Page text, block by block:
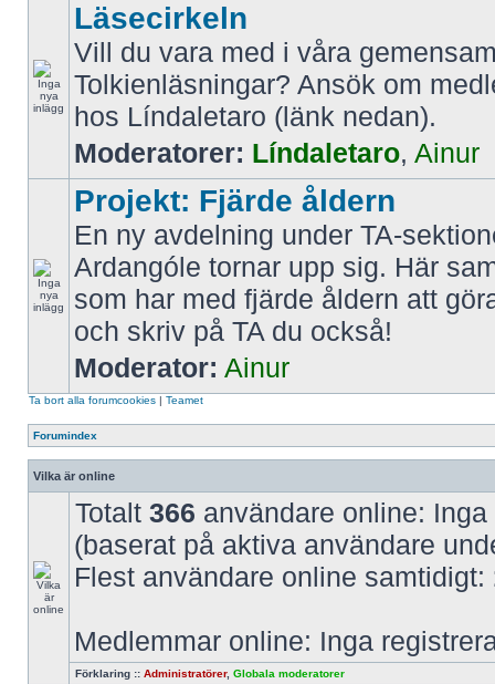
Läsecirkeln
Vill du vara med i våra
Tolkienläsningar? Ansök om
hos Líndaletaro (länk nedan).
Moderatorer: Líndaletaro, Ainur
Projekt: Fjärde åldern
En ny avdelning under TA-
Ardangóle tornar upp sig. Här
som har med fjärde åldern att
och skriv på TA du också!
Moderator: Ainur
Ta bort alla forumcookies | Teamet
Forumindex
Vilka är online
Totalt 366 användare online:
(baserat på aktiva användare
Flest användare online samtidigt:
Medlemmar online: Inga
Förklaring :: Administratörer, Globala moderatorer